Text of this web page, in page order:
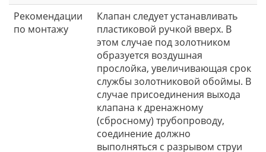
Рекомендации
по монтажу
Клапан следует устанавливать
пластиковой ручкой вверх. В
этом случае под золотником
образуется воздушная
прослойка, увеличивающая срок
службы золотниковой обоймы. В
случае присоединения выхода
клапана к дренажному
(сбросному) трубопроводу,
соединение должно
выполняться с разрывом струи